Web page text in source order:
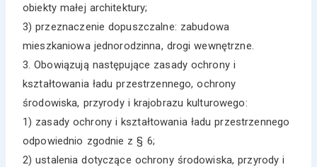
obiekty małej architektury;
3) przeznaczenie dopuszczalne: zabudowa
mieszkaniowa jednorodzinna, drogi wewnętrzne.
3. Obowiązują następujące zasady ochrony i
kształtowania ładu przestrzennego, ochrony
środowiska, przyrody i krajobrazu kulturowego:
1) zasady ochrony i kształtowania ładu przestrzennego
odpowiednio zgodnie z § 6;
2) ustalenia dotyczące ochrony środowiska, przyrody i